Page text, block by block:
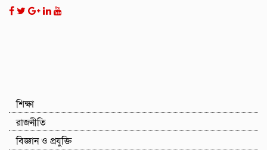
শিক্ষা
রাজনীতি
বিজ্ঞান ও প্রযুক্তি